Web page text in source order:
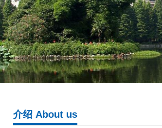
介绍 About us